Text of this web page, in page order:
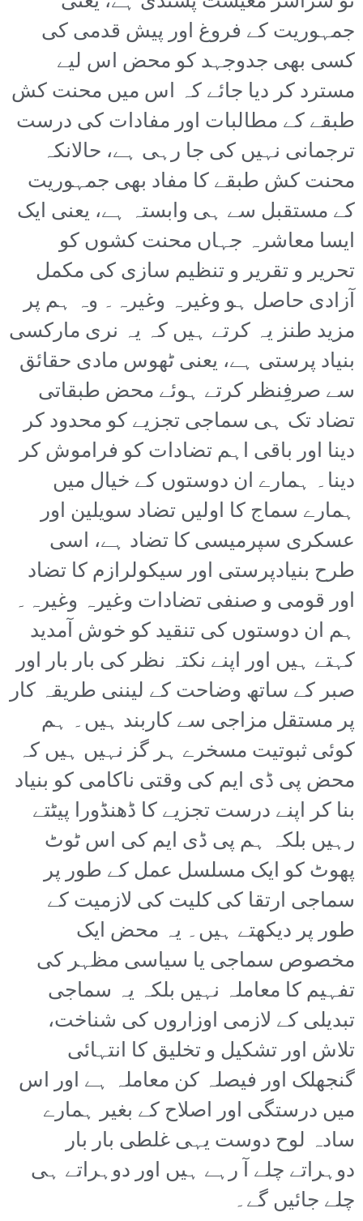
جمہوریت کے فروغ اور پیش قدمی کی
کسی بھی جدوجہد کو محض اس لیے
مسترد کر دیا جائے کہ اس میں محنت کش
طبقے کے مطالبات اور مفادات کی درست
ترجمانی نہیں کی جا رہی ہے، حالانکہ
محنت کش طبقے کا مفاد بھی جمہوریت
کے مستقبل سے ہی وابستہ ہے، یعنی ایک
ایسا معاشرہ جہاں محنت کشوں کو
تحریر و تقریر و تنظیم سازی کی مکمل
آزادی حاصل ہو وغیرہ وغیرہ۔ وہ ہم پر
مزید طنز یہ کرتے ہیں کہ یہ نری مارکسی
بنیاد پرستی ہے، یعنی ٹھوس مادی حقائق
سے صرفِنظر کرتے ہوئے محض طبقاتی
تضاد تک ہی سماجی تجزیے کو محدود کر
دینا اور باقی اہم تضادات کو فراموش کر
دینا۔ ہمارے ان دوستوں کے خیال میں
ہمارے سماج کا اولیں تضاد سویلین اور
عسکری سپرمیسی کا تضاد ہے، اسی
طرح بنیادپرستی اور سیکولرازم کا تضاد
اور قومی و صنفی تضادات وغیرہ وغیرہ۔
ہم ان دوستوں کی تنقید کو خوش آمدید
کہتے ہیں اور اپنے نکتہ نظر کی بار بار اور
صبر کے ساتھ وضاحت کے لیننی طریقہ کار
پر مستقل مزاجی سے کاربند ہیں۔ ہم
کوئی ثبوتیت مسخرے ہر گز نہیں ہیں کہ
محض پی ڈی ایم کی وقتی ناکامی کو بنیاد
بنا کر اپنے درست تجزیے کا ڈھنڈورا پیٹتے
رہیں بلکہ ہم پی ڈی ایم کی اس ٹوٹ
پھوٹ کو ایک مسلسل عمل کے طور پر
سماجی ارتقا کی کلیت کی لازمیت کے
طور پر دیکھتے ہیں۔ یہ محض ایک
مخصوص سماجی یا سیاسی مظہر کی
تفہیم کا معاملہ نہیں بلکہ یہ سماجی
تبدیلی کے لازمی اوزاروں کی شناخت،
تلاش اور تشکیل و تخلیق کا انتہائی
گنجھلک اور فیصلہ کن معاملہ ہے اور اس
میں درستگی اور اصلاح کے بغیر ہمارے
سادہ لوح دوست یہی غلطی بار بار
دوہراتے چلے آ رہے ہیں اور دوہراتے ہی
چلے جائیں گے۔